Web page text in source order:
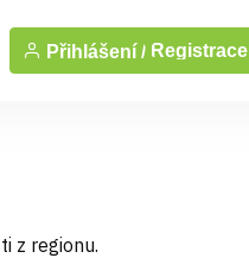
Přihlášení / Registrace
z regionu.